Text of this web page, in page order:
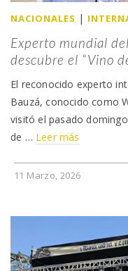
NACIONALES |
Experto mundial
descubre el “Vino
El reconocido experto
Bauzá, conocido como
visitó el pasado
de … Leer más
11 Marzo, 2026